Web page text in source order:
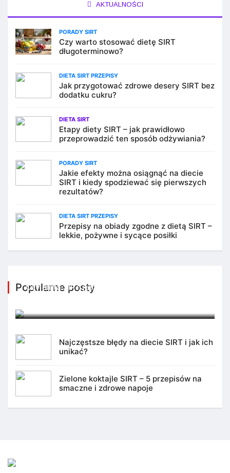
AKTUALNOŚCI
PORADY SIRT
Czy warto stosować dietę SIRT
długoterminowo?
DIETA SIRT PRZEPISY
Jak przygotować zdrowe desery SIRT bez
dodatku cukru?
DIETA SIRT
Etapy diety SIRT – jak prawidłowo
przeprowadzić ten sposób odżywiania?
PORADY SIRT
Jakie efekty można osiągnąć na diecie
SIRT i kiedy spodziewać się pierwszych
rezultatów?
DIETA SIRT PRZEPISY
Przepisy na obiady zgodne z dietą SIRT –
lekkie, pożywne i sycące posiłki
Popularne posty
Czy dieta SIRT jest odpowiednia dla każdego?
Najczęstsze błędy na diecie SIRT i jak ich
unikać?
Zielone koktajle SIRT – 5 przepisów na
smaczne i zdrowe napoje